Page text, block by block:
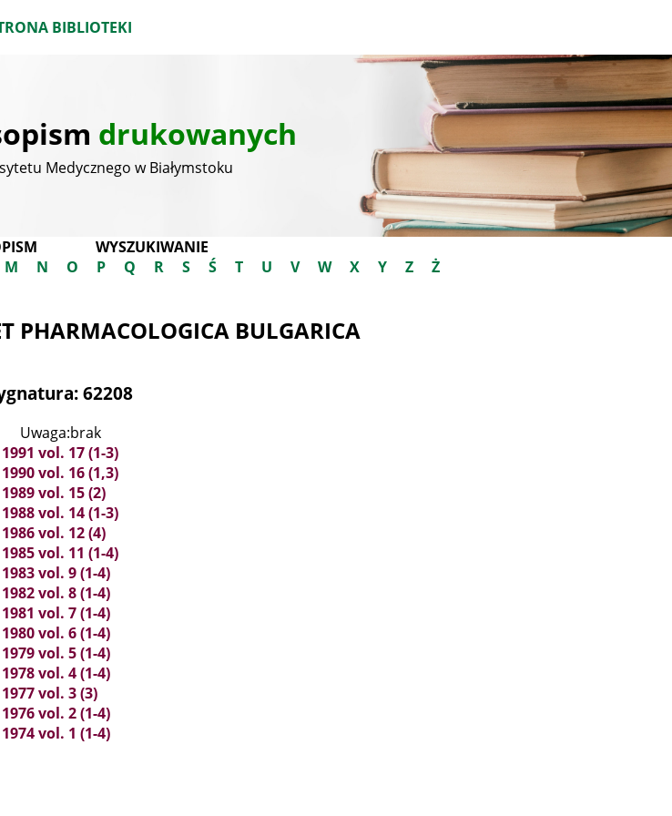
BIBLIOTEKI
drukowanych
Medycznego w Białymstoku
WYSZUKIWANIE
M N O P Q R S Ś T U V W X Y Z Ż
PHARMACOLOGICA BULGARICA
62208
Uwaga:brak
1991 vol. 17 (1-3)
1990 vol. 16 (1,3)
1989 vol. 15 (2)
1988 vol. 14 (1-3)
1986 vol. 12 (4)
1985 vol. 11 (1-4)
1983 vol. 9 (1-4)
1982 vol. 8 (1-4)
1981 vol. 7 (1-4)
1980 vol. 6 (1-4)
1979 vol. 5 (1-4)
1978 vol. 4 (1-4)
1977 vol. 3 (3)
1976 vol. 2 (1-4)
1974 vol. 1 (1-4)